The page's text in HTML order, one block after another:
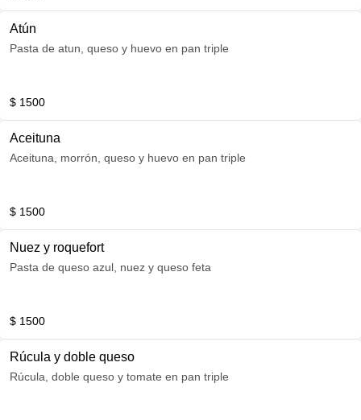
Atún
Pasta de atun, queso y huevo en pan triple
$ 1500
Aceituna
Aceituna, morrón, queso y huevo en pan triple
$ 1500
Nuez y roquefort
Pasta de queso azul, nuez y queso feta
$ 1500
Rúcula y doble queso
Rúcula, doble queso y tomate en pan triple